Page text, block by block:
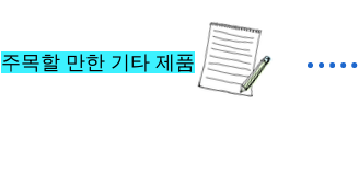
주목할 만한 기타 제품